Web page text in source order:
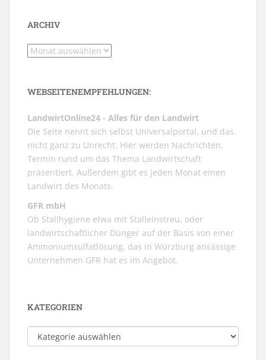
ARCHIV
Archiv
WEBSEITENEMPFEHLUNGEN:
LandwirtOnline24 - Alles für den Landwirt
Die Seite nennt sich selbst Universalportal, und das
nicht ganz zu Unrecht. Hier werden Nachrichten,
Termin rund um das Thema Landwirtschaft
präsentiert. Außerdem gibt es jeden Monat einen
Landwirt des Monats.
GFR mbH
Ob Stallhygiene etwa mit Stalleinstreu, oder
landwirtschaftlicher Dünger auf der Basis von einer
Ammoniumsulfatlösung, das in Würzburg ansässige
Unternehmen GFR hat es im Angebot.
KATEGORIEN
Kategorien